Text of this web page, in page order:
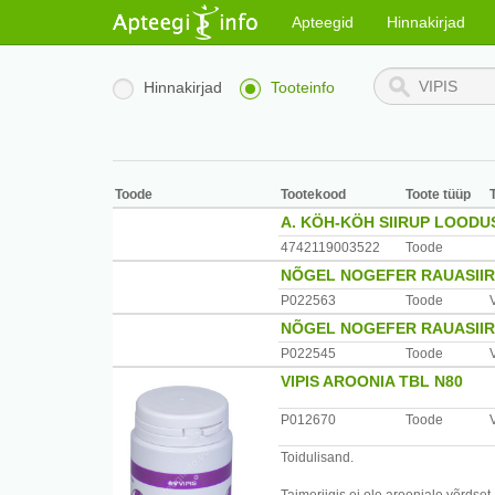
Apteegid Hinnakirjad
Hinnakirjad Tooteinfo
Toode Tootekood Toote tüüp
A. KÖH-KÖH SIIRUP
4742119003522 Toode
NÕGEL NOGEFER
P022563 Toode
NÕGEL NOGEFER
P022545 Toode
VIPIS AROONIA TBL N80
P012670 Toode
Toidulisand.